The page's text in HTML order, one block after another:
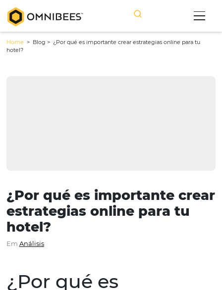
Home
¿Por qué es importante
estrategias online para
EmAnálisis